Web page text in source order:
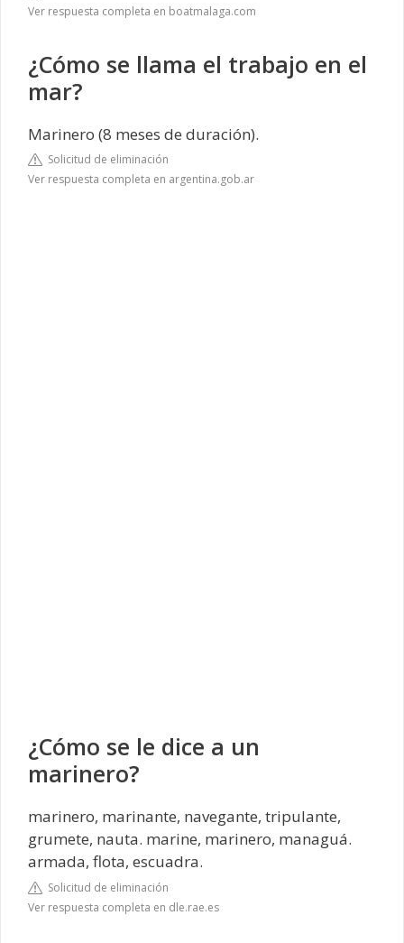
Ver respuesta completa en boatmalaga.com
¿Cómo se llama el trabajo en el
mar?
Marinero (8 meses de duración).
Solicitud de eliminación
Ver respuesta completa en argentina.gob.ar
¿Cómo se le dice a un
marinero?
marinero, marinante, navegante, tripulante,
grumete, nauta. marine, marinero, managuá.
armada, flota, escuadra.
Solicitud de eliminación
Ver respuesta completa en dle.rae.es